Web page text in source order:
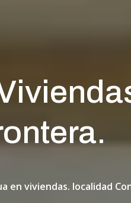
en viviendas. localidad